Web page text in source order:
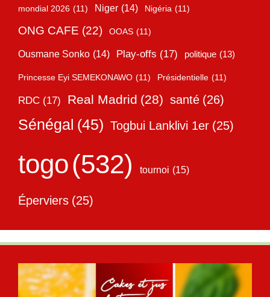
mondial 2026 (11) Niger (14) Nigéria (11)
ONG CAFE (22) OOAS (11)
Ousmane Sonko (14) Play-offs (17) politique (13)
Princesse Eyi SEMEKONAWO (11) Présidentielle (11)
RDC (17) Real Madrid (28) santé (26)
Sénégal (45) Togbui Lanklivi 1er (25)
togo(532) tournoi (15)
Éperviers (25)